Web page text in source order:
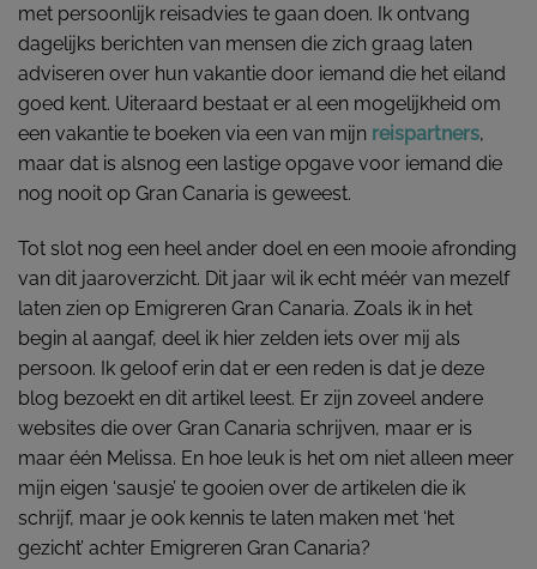
met persoonlijk reisadvies te gaan doen. Ik ontvang
dagelijks berichten van mensen die zich graag laten
adviseren over hun vakantie door iemand die het eiland
goed kent. Uiteraard bestaat er al een mogelijkheid om
een vakantie te boeken via een van mijn reispartners,
maar dat is alsnog een lastige opgave voor iemand die
nog nooit op Gran Canaria is geweest.
Tot slot nog een heel ander doel en een mooie afronding
van dit jaaroverzicht. Dit jaar wil ik echt méér van mezelf
laten zien op Emigreren Gran Canaria. Zoals ik in het
begin al aangaf, deel ik hier zelden iets over mij als
persoon. Ik geloof erin dat er een reden is dat je deze
blog bezoekt en dit artikel leest. Er zijn zoveel andere
websites die over Gran Canaria schrijven, maar er is
maar één Melissa. En hoe leuk is het om niet alleen meer
mijn eigen ‘sausje’ te gooien over de artikelen die ik
schrijf, maar je ook kennis te laten maken met ‘het
gezicht’ achter Emigreren Gran Canaria?